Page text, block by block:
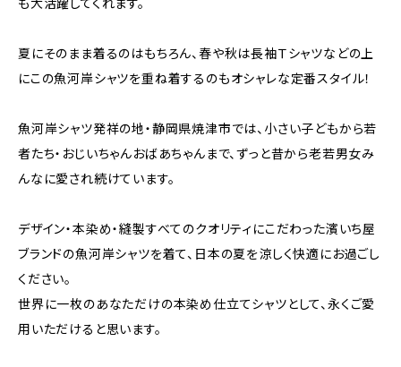
も大活躍してくれます。
夏にそのまま着るのはもちろん、春や秋は長袖Ｔシャツなどの上
にこの魚河岸シャツを重ね着するのもオシャレな定番スタイル！
魚河岸シャツ発祥の地・静岡県焼津市では、小さい子どもから若
者たち・おじいちゃんおばあちゃんまで、ずっと昔から老若男女み
んなに愛され続けています。
デザイン・本染め・縫製すべてのクオリティにこだわった濱いち屋
ブランドの魚河岸シャツを着て、日本の夏を涼しく快適にお過ごし
ください。
世界に一枚のあなただけの本染め仕立てシャツとして、永くご愛
用いただけると思います。